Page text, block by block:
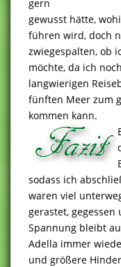
gern
gewusst hätte,
führen wird, doch
zwiegespalten, ob
möchte, da ich
langwierigen
fünften Meer zum
kommen kann.
sodass ich
waren viel
gerastet,
Spannung bleibt
Adella immer
und größere